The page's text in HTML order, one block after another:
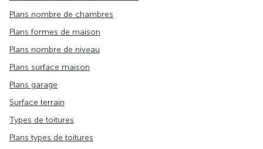
Plans nombre de chambres
Plans formes de maison
Plans nombre de niveau
Plans surface maison
Plans garage
Surface terrain
Types de toitures
Plans types de toitures